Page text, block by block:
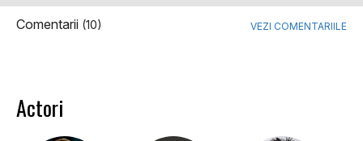
Comentarii (10) VEZI COMENTARIILE
Actori